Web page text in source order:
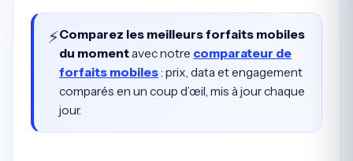
⚡Comparez les meilleurs forfaits mobiles
du momentavec notre comparateur de
forfaits mobiles: prix, data et engagement
comparés en un coup d’œil, mis à jour chaque
jour.